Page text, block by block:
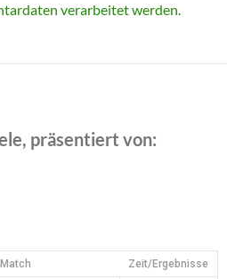
verarbeitet werden.
präsentiert von:
Match Zeit/Ergebnisse